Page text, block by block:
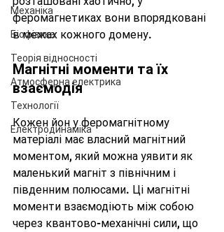
Механіка
Біофізика
Теорія відносності
Атмосферна електрика
Технології
Електродинаміка
феромагнетиках вони впорядковані
в межах кожного домену.
Магнітні моменти та їх
взаємодія
Кожен йон у феромагнітному
матеріалі має власний магнітний
моментом, який можна уявити як
маленький магніт з північним і
південним полюсами. Ці магнітні
моменти взаємодіють між собою
через квантово-механічні сили, що